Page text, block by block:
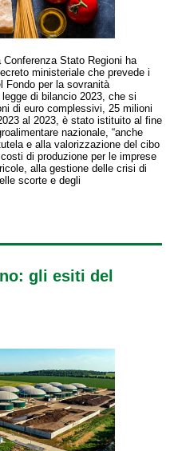
Stato Regioni ha
ministeriale che prevede i
Fondo per la sovranità
di bilancio 2023, che si
di euro complessivi, 25 milioni
al 2023, è stato istituito al fine
nazionale, “anche
e alla valorizzazione del cibo
di produzione per le imprese
alla gestione delle crisi di
scorte e degli
gli esiti del